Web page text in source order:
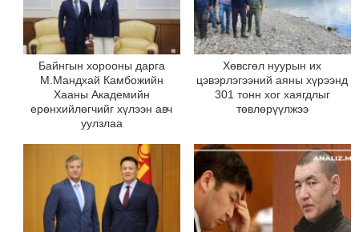
Байнгын хорооны дарга
М.Мандхай Камбожийн
Хааны Академийн
ерөнхийлөгчийг хүлээн авч
уулзлаа
Хөвсгөл нуурын их
цэвэрлэгээний аяны хүрээнд
301 тонн хог хаягдлыг
төвлөрүүлжээ